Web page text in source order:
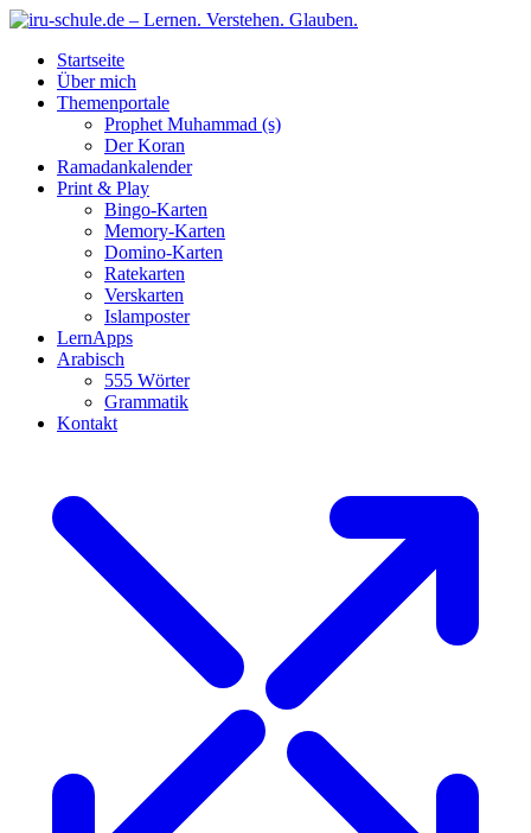
Startseite
Über mich
Themenportale
Prophet Muhammad (s)
Der Koran
Ramadankalender
Print & Play
Bingo-Karten
Memory-Karten
Domino-Karten
Ratekarten
Verskarten
Islamposter
LernApps
Arabisch
555 Wörter
Grammatik
Kontakt